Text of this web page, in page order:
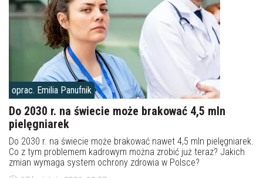
oprac. Emilia Panufnik
Do 2030 r. na świecie może brakować 4,5 mln
pielęgniarek
Do 2030 r. na świecie może brakować nawet 4,5 mln pielęgniarek.
Co z tym problemem kadrowym można zrobić już teraz? Jakich
zmian wymaga system ochrony zdrowia w Polsce?